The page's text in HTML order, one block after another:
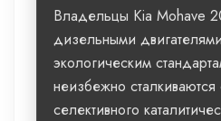
Владельцы Kia Mohave
дизельными
экологическим
неизбежно
селективного